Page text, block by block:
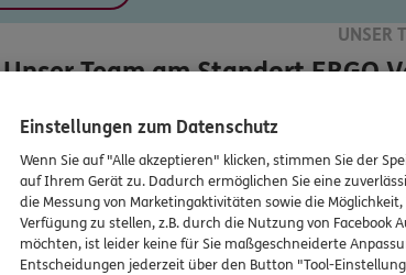
UNSER
Unser Team am StandortERGO
Einstellungen zum Datenschutz
Wenn Sie auf "Alle akzeptieren" klicken, stimmen Sie der
auf Ihrem Gerät zu. Dadurch ermöglichen Sie eine
die Messung von Marketingaktivitäten sowie die
Verfügung zu stellen, z.B. durch die Nutzung von Facebook
möchten, ist leider keine für Sie maßgeschneiderte
Entscheidungen jederzeit über den Button "Tool-